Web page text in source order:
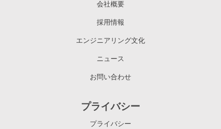
会社概要
採用情報
エンジニアリング文化
ニュース
お問い合わせ
プライバシー
プライバシー